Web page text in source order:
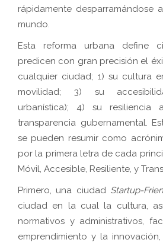
rápidamente desparramándose
mundo.
Esta reforma urbana define
predicen con gran precisión el
cualquier ciudad; 1) su cultura
movilidad; 3) su
urbanística); 4) su resiliencia
transparencia gubernamental.
se pueden resumir como
por la primera letra de cada
Móvil, Accesible, Resiliente, y
Primero, una ciudad Startup-
ciudad en la cual la cultura,
normativos y administrativos,
emprendimiento y la